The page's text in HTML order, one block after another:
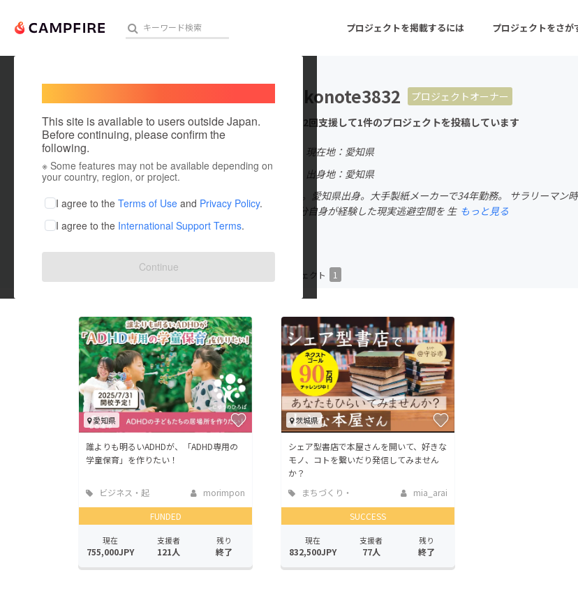
プロジェクトを掲載するには プロジェクトをさが
人気のプロジェクト 注目のリターン 注目の新着プロジェクト
アート・写真 音楽
テクノロジー・ガジェット
ゲーム・サービス開発 フード・飲
映像・映画
ビジネス・起業
まちづくり・地域活性化
CAMPFIRE for Social Good
CAMPFIREふるさと納税
This site is available to users outside Japan.
Before continuing, please confirm the
following.
※ Some features may not be available depending on
your country, region, or project.
I agree to the Terms of Use and Privacy Policy.
I agree to the International Support Terms.
Continue
tsukinekonote3832
プロジェクトオーナー
これまでに2回支援して1件のプロジェクトを投稿しています
現在地：愛知県
出身国：日本
出身地：愛知県
1971年生まれ。愛知県出身。大手製紙メーカーで34年勤務。 サラリーマ
一度きり、自分自身が経験した現実逃避空間を 生 もっと見る
プロジェクト プロジェクト 1
愛知県
誰よりも明るいADHDが、「ADHD専用の
学童保育」を作りたい！
ビジネス・起
業
morimpon
FUNDED
現在
755,000JPY
支援者
121人
残り
終了
茨城県
シェア型書店で本屋さんを開いて、好きな
モノ、コトを繋いだり発信してみません
か？
まちづくり・
地域活性化
mia_arai
SUCCESS
現在
832,500JPY
支援者
77人
残り
終了